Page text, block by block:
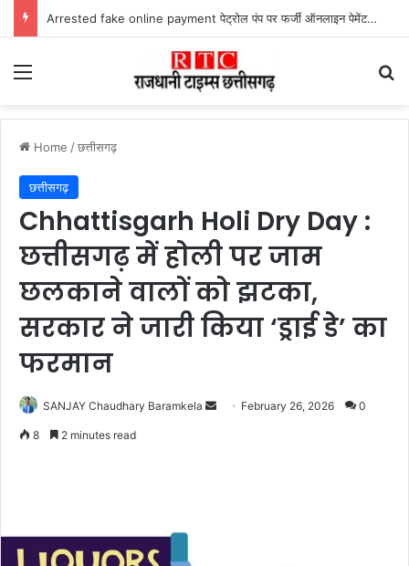
Lailunga Double Murder Case -लैलूंगा के ग्राम छापरपानी में डबल मर्डर और दुष्कर्म कांड का खुलासा, 65 वर्षीय आरोपी गिरफ्तार
Menu
Home /छत्तीसगढ़
छत्तीसगढ़
Chhattisgarh Holi Dry Day :
छत्तीसगढ़ में होली पर जाम
छलकाने वालों को झटका,
सरकार ने जारी किया ‘ड्राई डे’ का
फरमान
SANJAY Chaudhary Baramkela
Send February 26, 2026 0
8 2 minutes read